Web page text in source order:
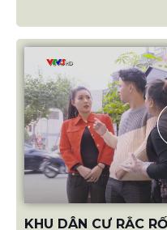
KHU DÂN CƯ RẮC